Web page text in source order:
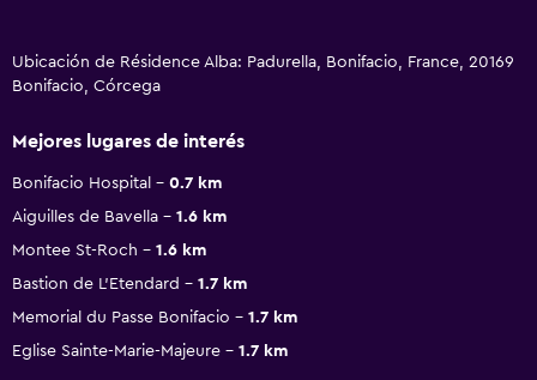
Ubicación de Résidence Alba: Padurella, Bonifacio, France, 20169
Bonifacio, Córcega
Mejores lugares de interés
Bonifacio Hospital
0.7 km
Aiguilles de Bavella
1.6 km
Montee St-Roch
1.6 km
Bastion de L'Etendard
1.7 km
Memorial du Passe Bonifacio
1.7 km
Eglise Sainte-Marie-Majeure
1.7 km